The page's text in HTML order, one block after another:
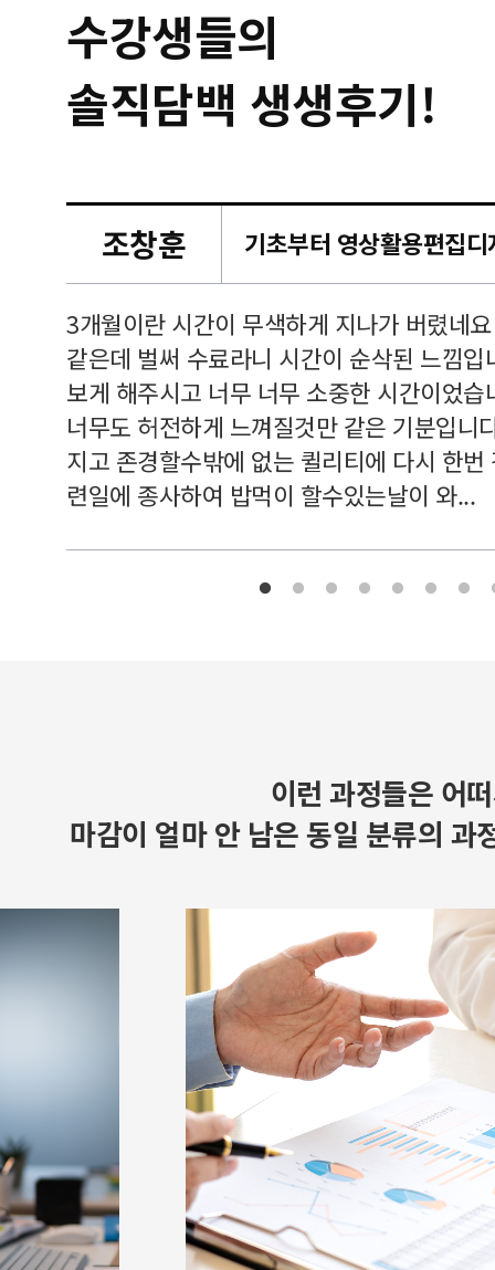
수강생들의
솔직담백 생생후기!
조창훈
3개월이란 시간이 무색하게 지나가 버렸네
같은데 벌써 수료라니 시간이 순삭된 느낌
보게 해주시고 너무 너무 소중한 시간이었
너무도 허전하게 느껴질것만 같은 기분입니
지고 존경할수밖에 없는 퀼리티에 다시 한
련일에 종사하여 밥먹이 할수있는날이 와...
이런 과정들은 어
마감이 얼마 안 남은 동일 분류의 과